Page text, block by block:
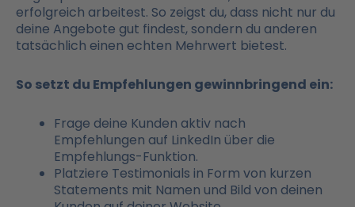
erfolgreich arbeitest. So zeigst du, dass nicht nur du
deine Angebote gut findest, sondern du anderen
tatsächlich einen echten Mehrwert bietest.
So setzt du Empfehlungen gewinnbringend ein:
Frage deine Kunden aktiv nach
Empfehlungen auf LinkedIn über die
Empfehlungs-Funktion.
Platziere Testimonials in Form von kurzen
Statements mit Namen und Bild von deinen